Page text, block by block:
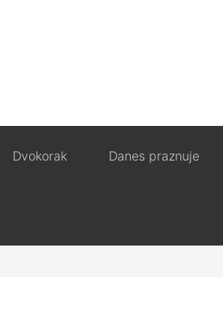
Dvokorak Danes praznuje